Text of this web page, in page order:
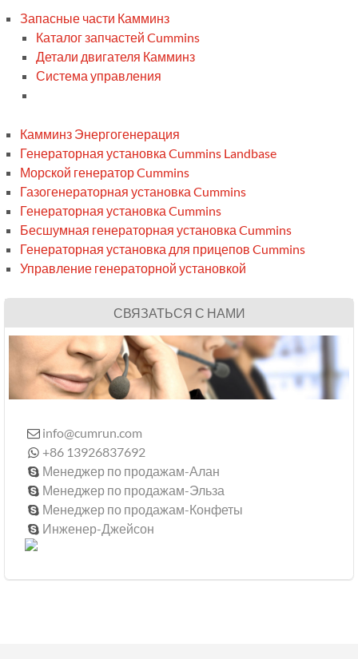
Запасные части Камминз
Каталог запчастей Cummins
Детали двигателя Камминз
Система управления
Камминз Энергогенерация
Генераторная установка Cummins Landbase
Морской генератор Cummins
Газогенераторная установка Cummins
Генераторная установка Cummins
Бесшумная генераторная установка Cummins
Генераторная установка для прицепов Cummins
Управление генераторной установкой
СВЯЗАТЬСЯ С НАМИ
 info@cumrun.com
 +86 13926837692
 Менеджер по продажам-Алан
 Менеджер по продажам-Эльза
 Менеджер по продажам-Конфеты
 Инженер-Джейсон